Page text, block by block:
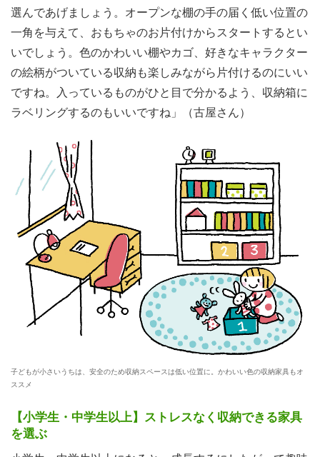
選んであげましょう。オープンな棚の手の届く低い位置の
一角を与えて、おもちゃのお片付けからスタートするとい
いでしょう。色のかわいい棚やカゴ、好きなキャラクター
の絵柄がついている収納も楽しみながら片付けるのにいい
ですね。入っているものがひと目で分かるよう、収納箱に
ラベリングするのもいいですね」（古屋さん）
子どもが小さいうちは、安全のため収納スペースは低い位置に。かわいい色の収納家具もオ
ススメ
【小学生・中学生以上】ストレスなく収納できる家具
を選ぶ